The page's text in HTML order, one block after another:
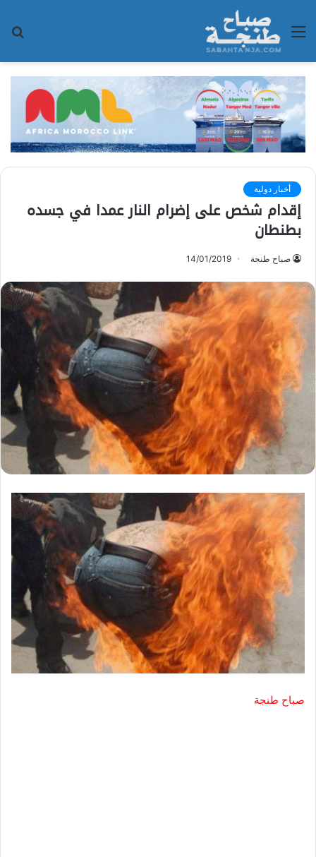
القائمة
أخبار دولية
إقدام شخص على إضرام النار عمدا في جسده
بطنطان
صباح طنجة 14/01/2019
صباح طنجة